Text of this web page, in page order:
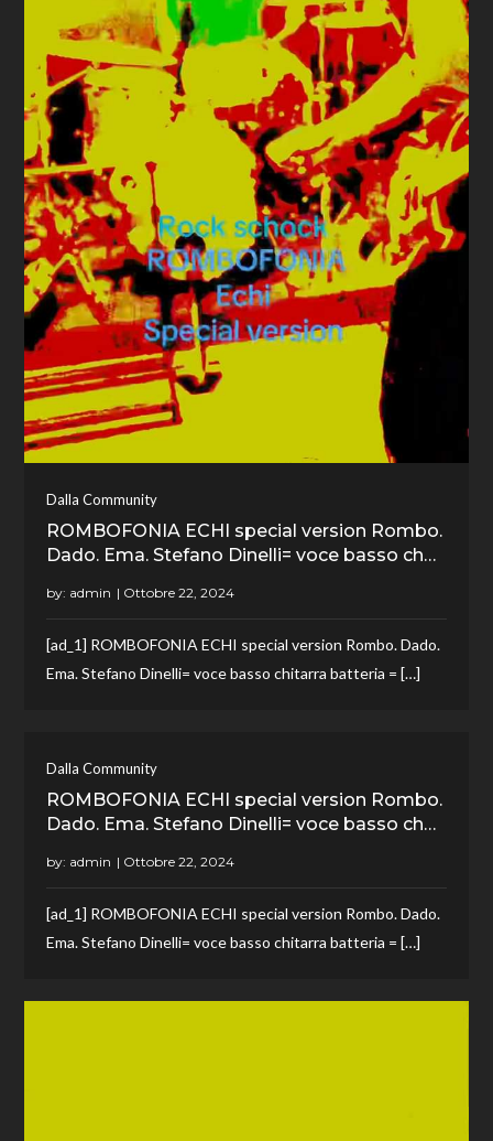
Dalla Community
ROMBOFONIA ECHI special version Rombo.
Dado. Ema. Stefano Dinelli= voce basso ch…
by: admin
[ad_1] ROMBOFONIA ECHI special version Rombo. Dado.
Ema. Stefano Dinelli= voce basso chitarra batteria = […]
Dalla Community
ROMBOFONIA ECHI special version Rombo.
Dado. Ema. Stefano Dinelli= voce basso ch…
by: admin
[ad_1] ROMBOFONIA ECHI special version Rombo. Dado.
Ema. Stefano Dinelli= voce basso chitarra batteria = […]